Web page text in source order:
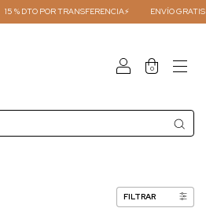
15 % DTO POR TRANSFERENCIA⚡ ENVÍO GRATIS
0
FILTRAR